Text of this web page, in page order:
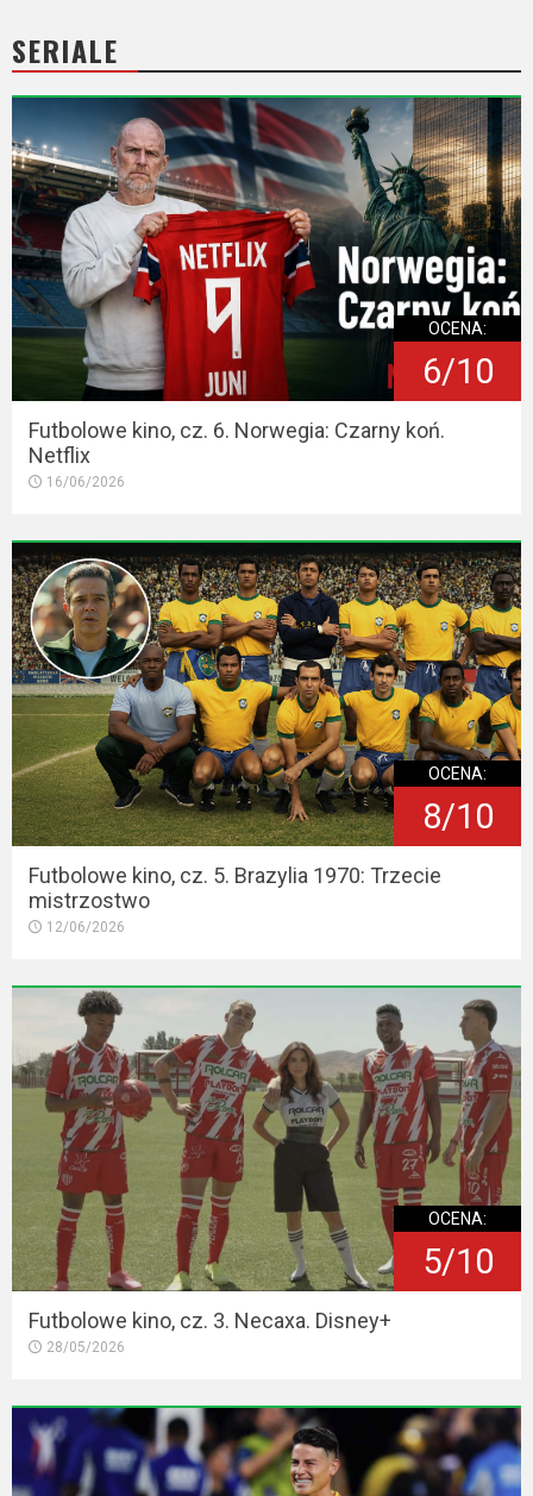
2022
2021
2020
2019
2018
2016
2017
2015
2014
SERIALE
OCENA:
6/10
Futbolowe kino, cz. 6. Norwegia: Czarny koń.
Netflix
16/06/2026
OCENA:
8/10
Futbolowe kino, cz. 5. Brazylia 1970: Trzecie
mistrzostwo
12/06/2026
OCENA:
5/10
Futbolowe kino, cz. 3. Necaxa. Disney+
28/05/2026